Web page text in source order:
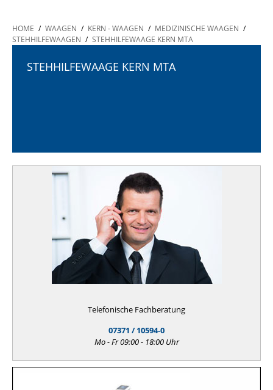
HOME / WAAGEN / KERN - WAAGEN / MEDIZINISCHE WAAGEN /
STEHHILFEWAAGEN / STEHHILFEWAAGE KERN MTA
STEHHILFEWAAGE KERN MTA
Telefonische Fachberatung
07371 / 10594-0
Mo - Fr 09:00 - 18:00 Uhr